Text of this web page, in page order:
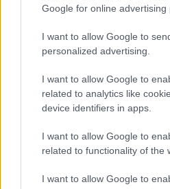
Google for online advertising
I want to allow Google to
personalized advertising.
I want to allow Google to
related to analytics like
device identifiers in apps.
I want to allow Google to
related to functionality of the
I want to allow Google to